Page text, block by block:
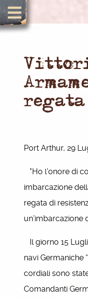
regata
Port Arthur, 29
"Ho l’onore di
imbarcazione
regata di
un’imbarcazione
Il giorno 15
navi Germaniche “
cordiali sono
Comandanti